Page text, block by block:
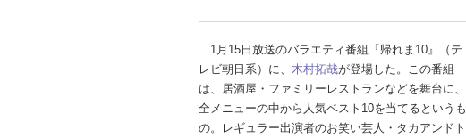
1月15日放送のバラエティ番組『帰れま10』（テ
レビ朝日系）に、 木村拓哉が登場した。この番組
は、居酒屋・ファミリーレストランなどを舞台に、
全メニューの中から人気ベスト10を当てるというも
の。レギュラー出演者のお笑い芸人・タカアンドト